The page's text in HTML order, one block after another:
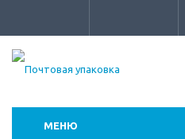
МЕНЮ